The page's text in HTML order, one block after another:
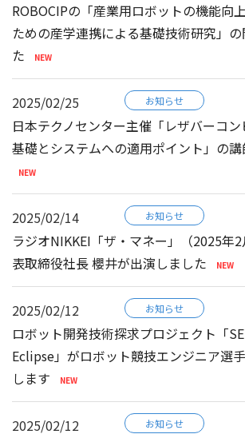
ROBOCIPの「産業用ロボットの機能向
ための産学連携による基礎技術研究」
た
2025/02/25 お知らせ
日本テクノセンター主催「レザバーコ
基礎とシステムへの適用ポイント」の
2025/02/14 お知らせ
ラジオNIKKEI「ザ・マネー」（2025年
表取締役社長 櫻井が出演しました
2025/02/12 お知らせ
ロボット開発技術探求プロジェクト「
Eclipse」がロボット競技エンジニア選
します
2025/02/12 お知らせ